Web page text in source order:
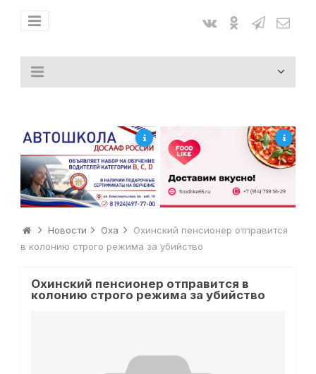
Новости Оха
Охинский пенсионер отправится
в колонию строго режима за убийство
Охинский пенсионер отправится в
колонию строго режима за убийство